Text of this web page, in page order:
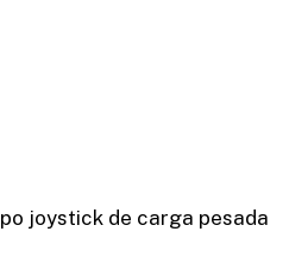
joystick de carga pesada